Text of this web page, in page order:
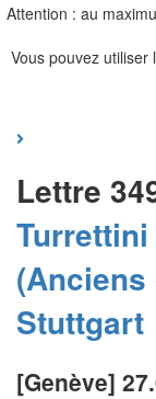
Attention : au
Vous pouvez
Lettre
Turrettini
Stuttgart
[Genève]